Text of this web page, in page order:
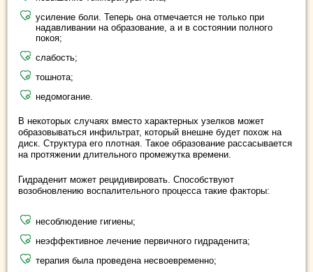
усиление боли. Теперь она отмечается не только при
надавливании на образование, а и в состоянии полного
покоя;
слабость;
тошнота;
недомогание.
В некоторых случаях вместо характерных узелков может
образовываться инфильтрат, который внешне будет похож на
диск. Структура его плотная. Такое образование рассасывается
на протяжении длительного промежутка времени.
Гидраденит может рецидивировать. Способствуют
возобновлению воспалительного процесса такие факторы:
несоблюдение гигиены;
неэффективное лечение первичного гидраденита;
терапия была проведена несвоевременно;